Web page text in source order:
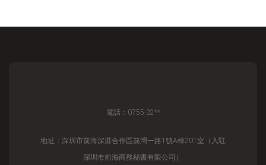
電話：0755-32**
地址：深圳市前海深港合作區前灣一路1號A棟201室（入駐
深圳市前海商務秘書有限公司）